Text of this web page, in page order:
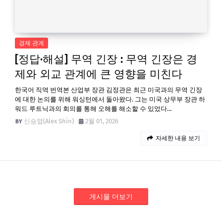
경제 관계
[정답·해설] 무역 긴장 : 무역 긴장은 경
제와 외교 관계에 큰 영향을 미친다
한국어 직역 번역본 산업부 장관 김정관은 최근 미국과의 무역 긴장
에 대한 논의를 위해 워싱턴에서 돌아왔다. 그는 미국 상무부 장관 하
워드 루트닉과의 회의를 통해 오해를 해소할 수 있었다…
신승엽(Alex Shin)
2월 01, 2026
자세한 내용 보기
게시물 더보기